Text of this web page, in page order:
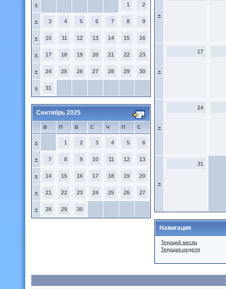
» 1 2
» 3 4 5 6 7 8 9
» 10 11 12 13 14 15 16
» 17 18 19 20 21 22 23
» 24 25 26 27 28 29 30
» 31
Сентябрь 2025
В П В С Ч П С
» 1 2 3 4 5 6
» 7 8 9 10 11 12 13
» 14 15 16 17 18 19 20
» 21 22 23 24 25 26 27
» 28 29 30
»
»
17
»
24
»
31
Навигация
· Текущий месяц
· Текущая неделя